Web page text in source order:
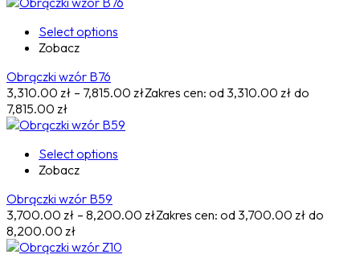
Select options
Zobacz
Obrączki wzór B76
3,310.00 zł – 7,815.00 złZakres cen: od 3,310.00 zł do
7,815.00 zł
Select options
Zobacz
Obrączki wzór B59
3,700.00 zł – 8,200.00 złZakres cen: od 3,700.00 zł do
8,200.00 zł